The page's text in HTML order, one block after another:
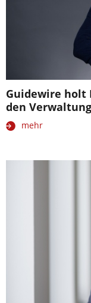
Guidewire holt
den
mehr